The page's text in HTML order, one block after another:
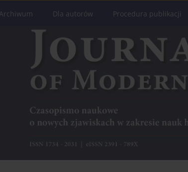
Dla autorów Procedura publikacji